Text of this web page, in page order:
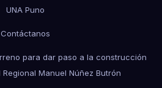
UNA Puno
Contáctanos
para dar paso a la construcción
Manuel Núñez Butrón